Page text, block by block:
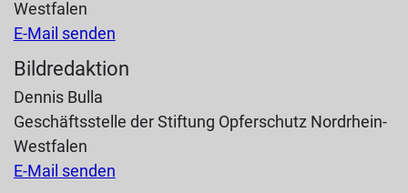
Westfalen
E-Mail senden
Bildredaktion
Dennis Bulla
Geschäftsstelle der Stiftung Opferschutz Nordrhein-
Westfalen
E-Mail senden